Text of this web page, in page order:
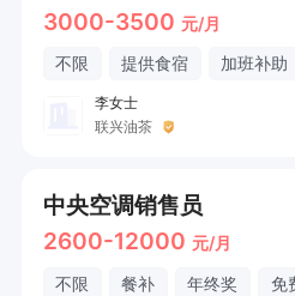
3000-3500 元/月
不限 提供食宿 加班补助
李女士
联兴油茶
中央空调销售员
2600-12000 元/月
不限 餐补 年终奖 免